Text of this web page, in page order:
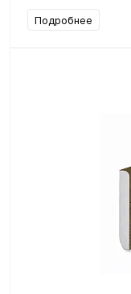
Подробнее